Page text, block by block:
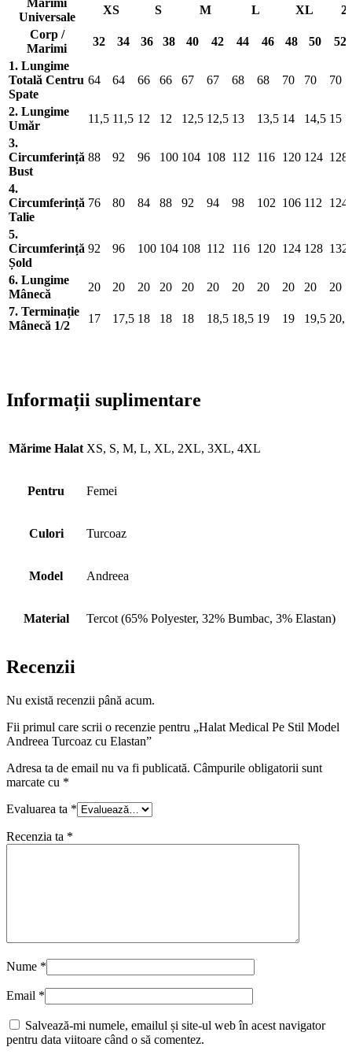
Universale
XS S M L XL
Corp /
Marimi
32 34 36 38 40 42 44 46 48 50
52
1. Lungime
Totală Centru
Spate
64 64 66 66 67 67 68 68 70 70 70
2. Lungime
Umăr
11,5 11,5 12 12 12,5 12,5 13 13,5 14 14,5 15
3.
Circumferință
Bust
88 92 96 100 104 108 112 116 120 124 128
4.
Circumferință
Talie
76 80 84 88 92 94 98 102 106 112 124
5.
Circumferință
Șold
92 96 100 104 108 112 116 120 124 128 132
6. Lungime
Mânecă
20 20 20 20 20 20 20 20 20 20
20
7. Terminație
Mânecă 1/2
17 17,5 18 18 18 18,5 18,5 19 19 19,5 20,5
Informații suplimentare
Mărime Halat XS, S, M, L, XL, 2XL, 3XL, 4XL
Pentru Femei
Culori Turcoaz
Model Andreea
Material Tercot (65% Polyester, 32% Bumbac, 3% Elastan)
Recenzii
Nu există recenzii până acum.
Fii primul care scrii o recenzie pentru „Halat Medical Pe Stil Model
Andreea Turcoaz cu Elastan”
Adresa ta de email nu va fi publicată. Câmpurile obligatorii sunt
marcate cu *
Evaluarea ta *
Recenzia ta *
Nume *
Email *
Salvează-mi numele, emailul și site-ul web în acest navigator
pentru data viitoare când o să comentez.